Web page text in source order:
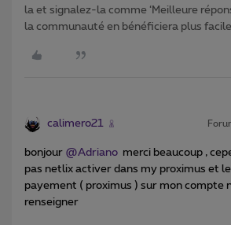
la et signalez-la comme ‘Meilleure
la communauté en bénéficiera plus
calimero21
bonjour @Adriano merci beaucoup ,
pas netlix activer dans my proximus et
payement ( proximus ) sur mon compte
renseigner